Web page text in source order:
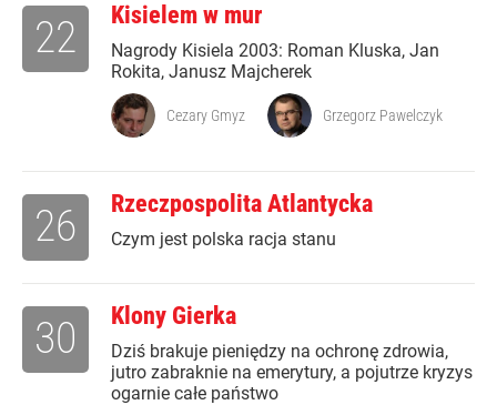
Kisielem w mur
Nagrody Kisiela 2003: Roman Kluska, Jan
Rokita, Janusz Majcherek
22
Cezary Gmyz Grzegorz Pawelczyk
Rzeczpospolita Atlantycka
Czym jest polska racja stanu
26
Klony Gierka
Dziś brakuje pieniędzy na ochronę zdrowia,
jutro zabraknie na emerytury, a pojutrze kryzys
ogarnie całe państwo
30